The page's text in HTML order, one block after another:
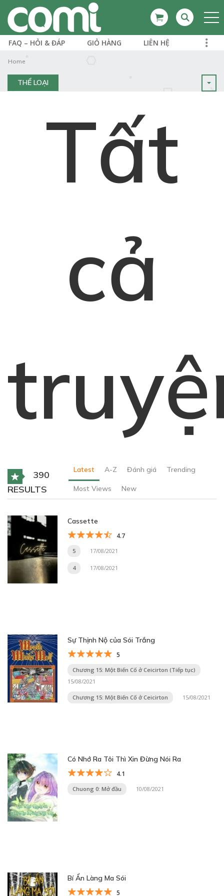
FAQ – HỎI & ĐÁP GIỎ HÀNG LIÊN HỆ
Home
THỂ LOẠI
Tất
cả
390
RESULTS
Latest A-Z Đánh giá Trending
Most Views New
Cassette
4.7
5 17/08/2021
4 17/08/2021
Sự Thịnh Nộ của Sói Trắng
5
Chương 15: Một Biến Cố ở Ceicirton (Tiếp tục)
15/08/2021
Chương 15: Một Biến Cố ở Ceicirton 15/08/2021
Có Nhớ Ra Tôi Thì Xin Đừng Nói Ra
4.1
Chuong 0: Mở đầu 10/08/2021
Bí Ẩn Làng Ma Sói
5